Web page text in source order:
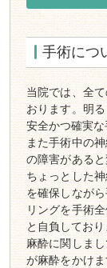
手術につ
当院では、全
おります。明
安全かつ確実
また手術中の
の障害がある
ちょっとした
を確保しなが
リングを手術
と自負しており
麻酔に関しま
が麻酔をかけ